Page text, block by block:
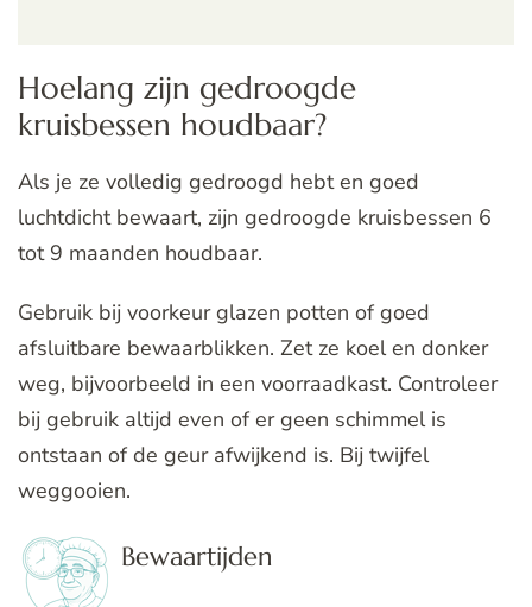
Hoelang zijn gedroogde
kruisbessen houdbaar?
Als je ze volledig gedroogd hebt en goed
luchtdicht bewaart, zijn gedroogde kruisbessen 6
tot 9 maanden houdbaar.
Gebruik bij voorkeur glazen potten of goed
afsluitbare bewaarblikken. Zet ze koel en donker
weg, bijvoorbeeld in een voorraadkast. Controleer
bij gebruik altijd even of er geen schimmel is
ontstaan of de geur afwijkend is. Bij twijfel
weggooien.
Bewaartijden